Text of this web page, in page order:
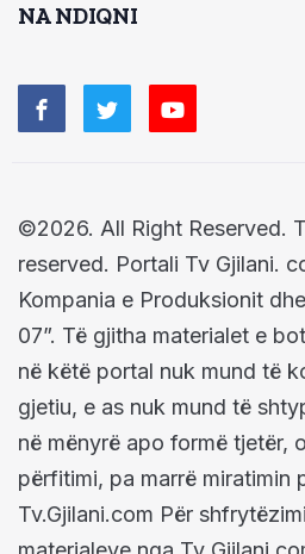
NA NDIQNI
©2026. All Right Reserved.
reserved. Portali Tv Gjilani.
Kompania e Produksionit
07”. Të gjitha materialet e
në këtë portal nuk mund të
gjetiu, e as nuk mund të
në mënyrë apo formë tjetër,
përfitimi, pa marrë miratimin
Tv.Gjilani.com Për